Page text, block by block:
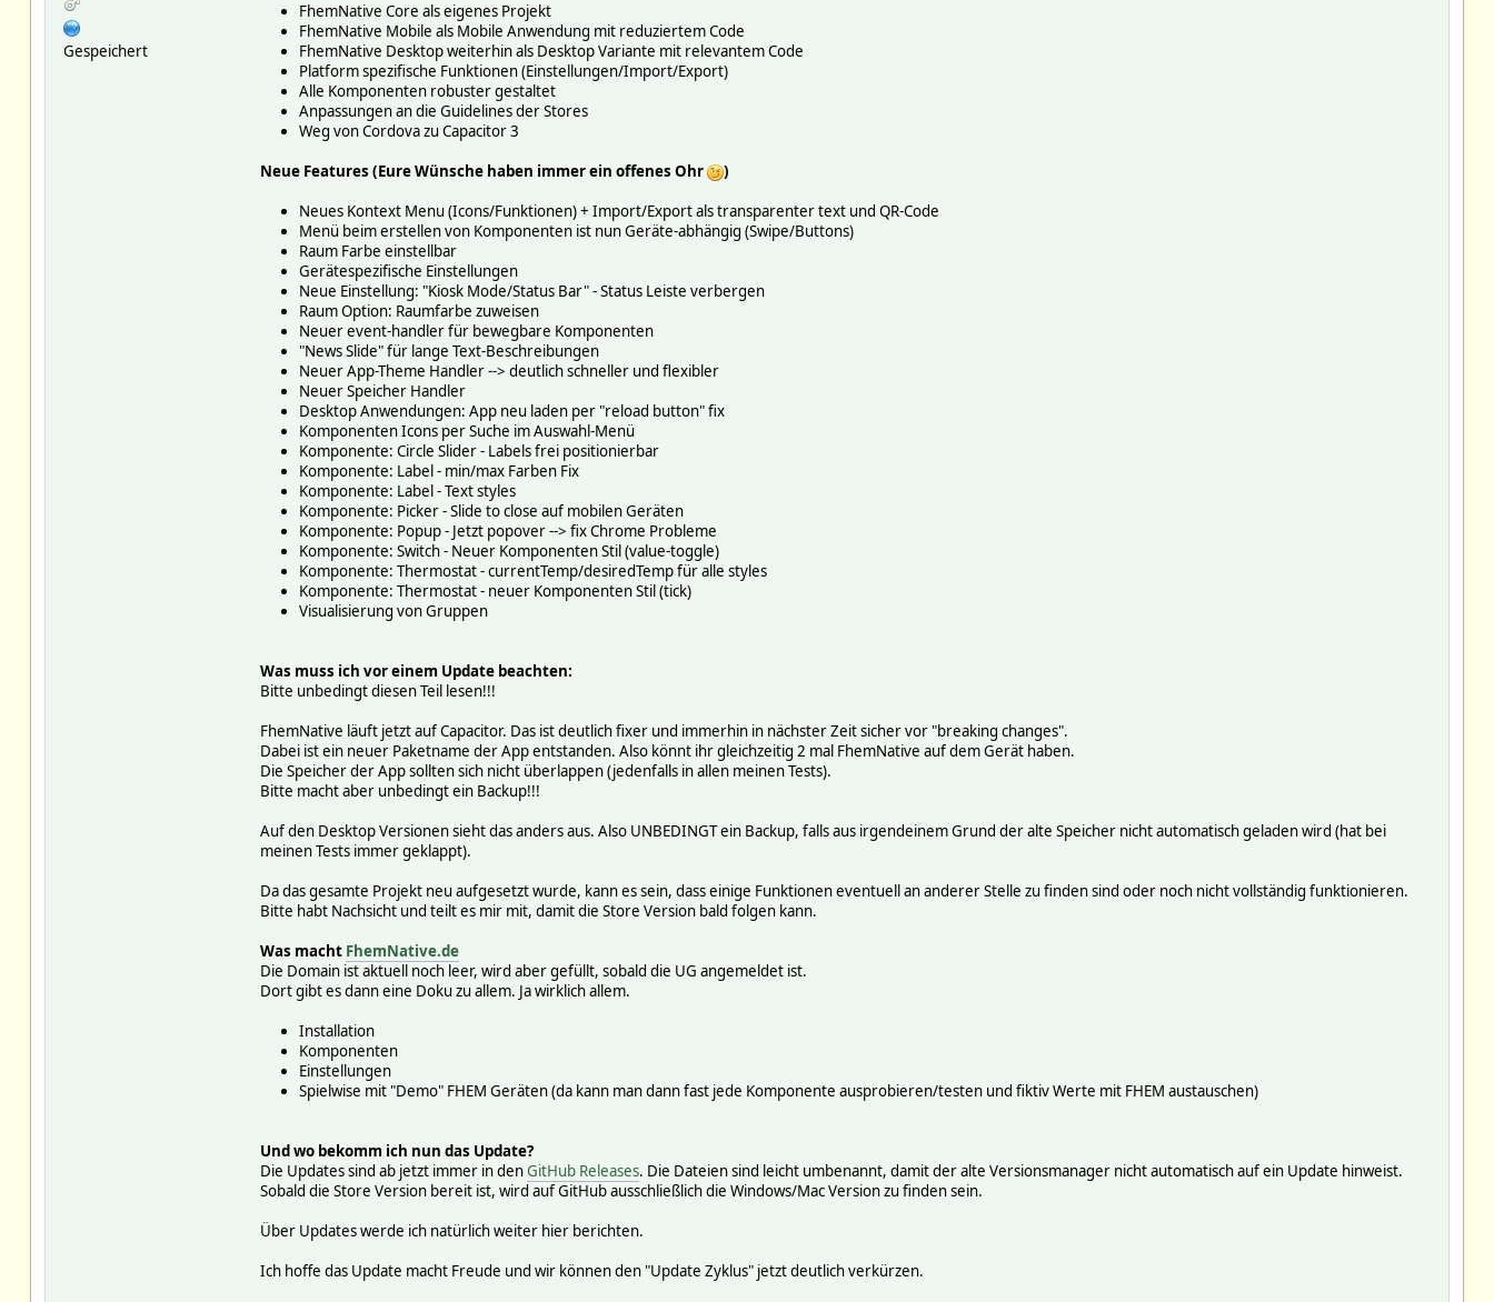
Gespeichert
FhemNative Core als eigenes Projekt
FhemNative Mobile als Mobile Anwendung mit reduziertem Code
FhemNative Desktop weiterhin als Desktop Variante mit relevantem Code
Platform spezifische Funktionen (Einstellungen/Import/Export)
Alle Komponenten robuster gestaltet
Anpassungen an die Guidelines der Stores
Weg von Cordova zu Capacitor 3
Neue Features (Eure Wünsche haben immer ein offenes Ohr
)
Neues Kontext Menu (Icons/Funktionen) + Import/Export als transparenter text und QR-Code
Menü beim erstellen von Komponenten ist nun Geräte-abhängig (Swipe/Buttons)
Raum Farbe einstellbar
Gerätespezifische Einstellungen
Neue Einstellung: "Kiosk Mode/Status Bar" - Status Leiste verbergen
Raum Option: Raumfarbe zuweisen
Neuer event-handler für bewegbare Komponenten
"News Slide" für lange Text-Beschreibungen
Neuer App-Theme Handler --> deutlich schneller und flexibler
Neuer Speicher Handler
Desktop Anwendungen: App neu laden per "reload button" fix
Komponenten Icons per Suche im Auswahl-Menü
Komponente: Circle Slider - Labels frei positionierbar
Komponente: Label - min/max Farben Fix
Komponente: Label - Text styles
Komponente: Picker - Slide to close auf mobilen Geräten
Komponente: Popup - Jetzt popover --> fix Chrome Probleme
Komponente: Switch - Neuer Komponenten Stil (value-toggle)
Komponente: Thermostat - currentTemp/desiredTemp für alle styles
Komponente: Thermostat - neuer Komponenten Stil (tick)
Visualisierung von Gruppen
Was muss ich vor einem Update beachten:
Bitte unbedingt diesen Teil lesen!!!
FhemNative läuft jetzt auf Capacitor. Das ist deutlich fixer und immerhin in nächster Zeit sicher vor "breaking changes".
Dabei ist ein neuer Paketname der App entstanden. Also könnt ihr gleichzeitig 2 mal FhemNative auf dem Gerät haben.
Die Speicher der App sollten sich nicht überlappen (jedenfalls in allen meinen Tests).
Bitte macht aber unbedingt ein Backup!!!
Auf den Desktop Versionen sieht das anders aus. Also UNBEDINGT ein Backup, falls aus irgendeinem Grund der alte Speicher nicht automatisch geladen wird (hat bei
meinen Tests immer geklappt).
Da das gesamte Projekt neu aufgesetzt wurde, kann es sein, dass einige Funktionen eventuell an anderer Stelle zu finden sind oder noch nicht vollständig funktionieren.
Bitte habt Nachsicht und teilt es mir mit, damit die Store Version bald folgen kann.
Was macht FhemNative.de
Die Domain ist aktuell noch leer, wird aber gefüllt, sobald die UG angemeldet ist.
Dort gibt es dann eine Doku zu allem. Ja wirklich allem.
Installation
Komponenten
Einstellungen
Spielwise mit "Demo" FHEM Geräten (da kann man dann fast jede Komponente ausprobieren/testen und fiktiv Werte mit FHEM austauschen)
Und wo bekomm ich nun das Update?
Die Updates sind ab jetzt immer in denGitHub Releases. Die Dateien sind leicht umbenannt, damit der alte Versionsmanager nicht automatisch auf ein Update hinweist.
Sobald die Store Version bereit ist, wird auf GitHub ausschließlich die Windows/Mac Version zu finden sein.
Über Updates werde ich natürlich weiter hier berichten.
Ich hoffe das Update macht Freude und wir können den "Update Zyklus" jetzt deutlich verkürzen.